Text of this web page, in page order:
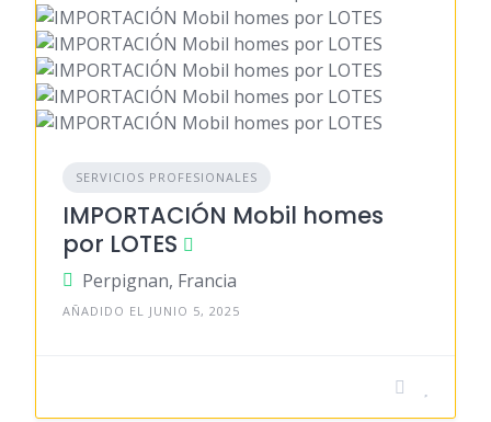
SERVICIOS PROFESIONALES
IMPORTACIÓN Mobil homes
por LOTES
Perpignan, Francia
AÑADIDO EL JUNIO 5, 2025